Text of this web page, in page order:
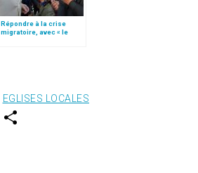
Répondre à la crise
migratoire, avec « le
EGLISES LOCALES
w